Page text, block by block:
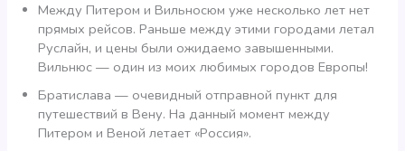
Между Питером и Вильносюм уже несколько лет нет
прямых рейсов. Раньше между этими городами летал
Руслайн, и цены были ожидаемо завышенными.
Вильнюс — один из моих любимых городов Европы!
Братислава — очевидный отправной пункт для
путешествий в Вену. На данный момент между
Питером и Веной летает «Россия».